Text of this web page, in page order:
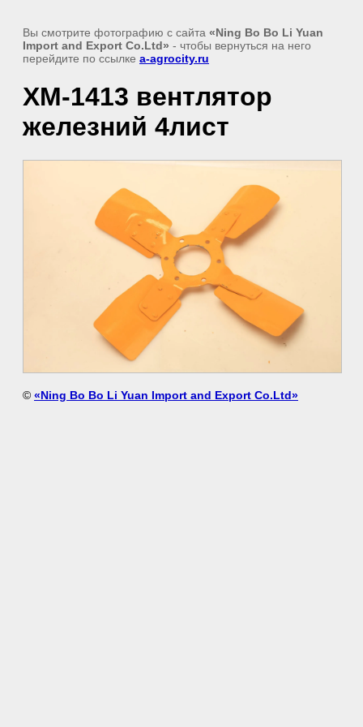
Вы смотрите фотографию с сайта «Ning Bo Bo Li Yuan
Import and Export Co.Ltd» - чтобы вернуться на него
перейдите по ссылке a-agrocity.ru
XM-1413 вентлятор
железний 4лист
© «Ning Bo Bo Li Yuan Import and Export Co.Ltd»